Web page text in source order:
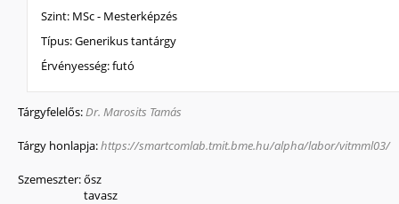
Szint: MSc - Mesterképzés
Típus:Generikus tantárgy
Érvényesség:futó
Tárgyfelelős: Dr. Marosits Tamás
Tárgy honlapja:https://smartcomlab.tmit.bme.hu/alpha/labor/vitmml03/
Szemeszter:ősz
tavasz